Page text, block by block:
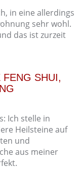
in eine allerdings
sehr wohl.
das ist zurzeit
SHUI,
Ich stelle in
Heilsteine auf
und
aus meiner